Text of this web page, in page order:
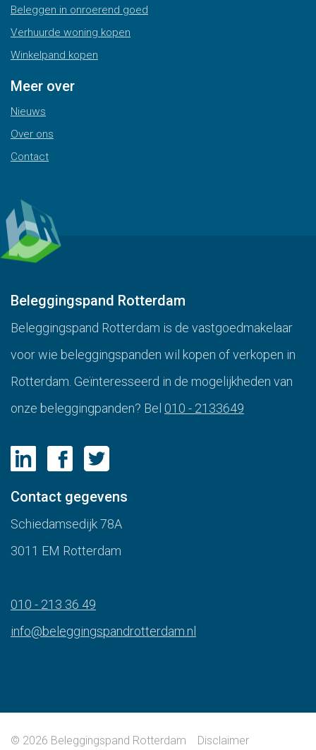
Beleggen in onroerend goed
Verhuurde woning kopen
Winkelpand kopen
Meer over
Nieuws
Over ons
Contact
Beleggingspand Rotterdam
Beleggingspand Rotterdam is de vastgoedmakelaar
voor wie beleggingspanden wil kopen of verkopen in
Rotterdam. Geïnteresseerd in de mogelijkheden van
onze beleggingpanden? Bel 010 - 2133649
Contact gegevens
Schiedamsedijk 78A
3011 EM Rotterdam
010 - 213 36 49
info@beleggingspandrotterdam.nl
© 2026 Beleggingspand Rotterdam Disclaimer